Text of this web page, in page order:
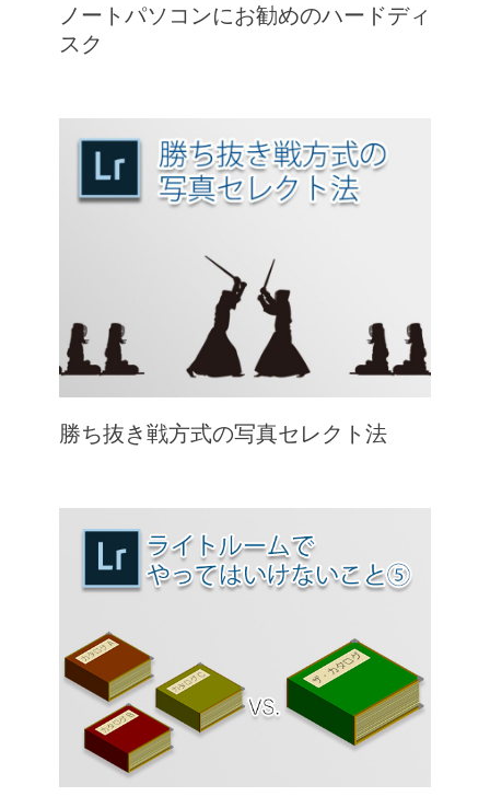
ノートパソコンにお勧めのハードディ
スク
勝ち抜き戦方式の写真セレクト法